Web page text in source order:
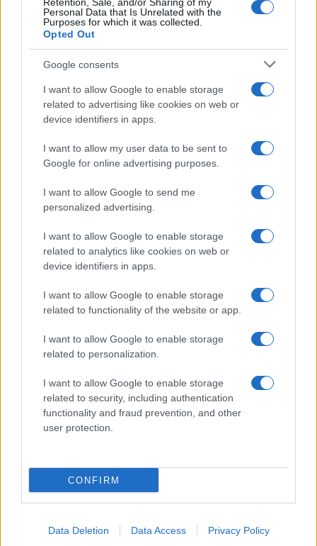
Personal Data that Is Unrelated with the
Purposes for which it was collected.
Opted Out
Google consents
I want to allow Google to enable storage
related to advertising like cookies on web or
device identifiers in apps.
I want to allow my user data to be sent to
Google for online advertising purposes.
I want to allow Google to send me
personalized advertising.
I want to allow Google to enable storage
related to analytics like cookies on web or
device identifiers in apps.
I want to allow Google to enable storage
related to functionality of the website or app.
I want to allow Google to enable storage
related to personalization.
I want to allow Google to enable storage
related to security, including authentication
functionality and fraud prevention, and other
user protection.
CONFIRM
Data Deletion Data Access Privacy Policy
Facebook
Cookie Policy
Syndication
Globalist
Globalscience
Globalsport
Culture
Salute
Megachip
GiULia
Prima Pagina
Giornale dello
Spettacolo
Wondernet
Giuliana Sgrena
Syndication